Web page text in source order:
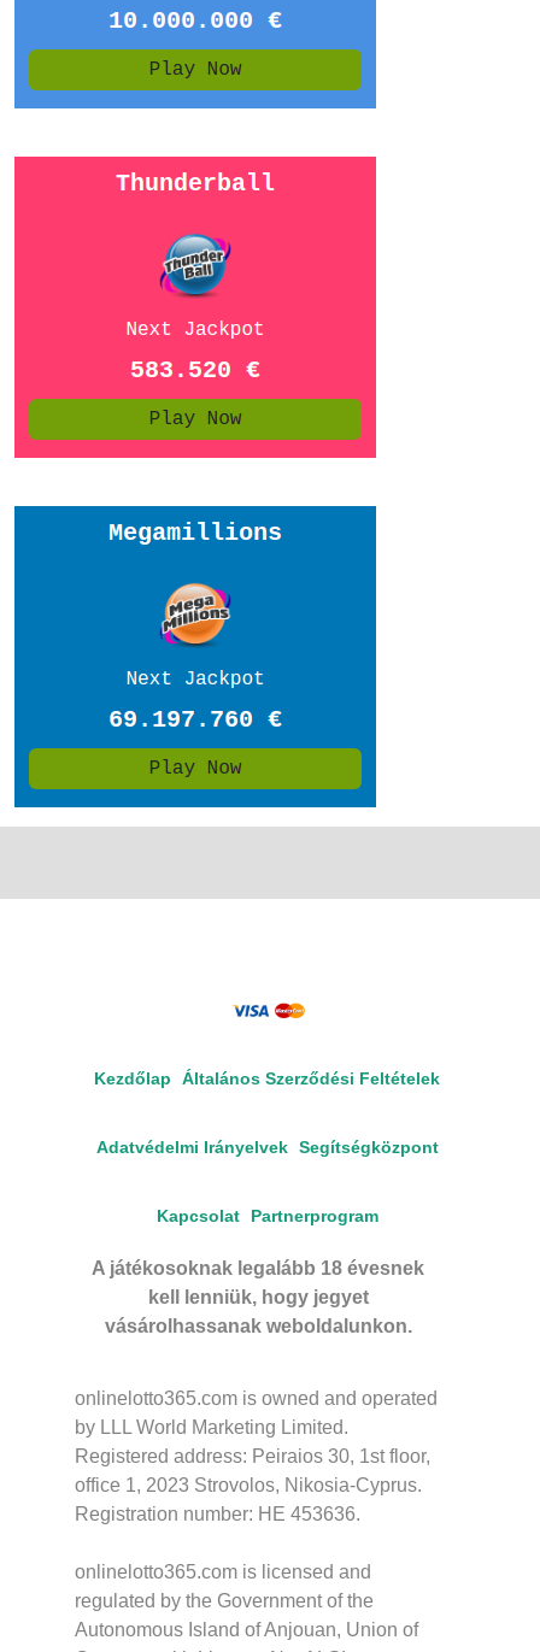
Kezdőlap Általános Szerződési Feltételek
Adatvédelmi Irányelvek Segítségközpont
Kapcsolat Partnerprogram
A játékosoknak legalább 18 évesnek
kell lenniük, hogy jegyet
vásárolhassanak weboldalunkon.
onlinelotto365.com is owned and operated
by LLL World Marketing Limited.
Registered address: Peiraios 30, 1st floor,
office 1, 2023 Strovolos, Nikosia-Cyprus.
Registration number: HE 453636.
onlinelotto365.com is licensed and
regulated by the Government of the
Autonomous Island of Anjouan, Union of